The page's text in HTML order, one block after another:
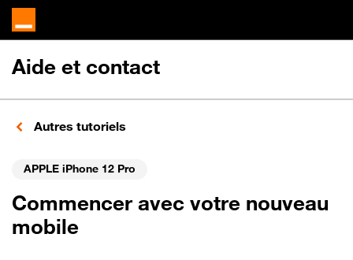
Aide et contact
Autres tutoriels
APPLE iPhone 12 Pro
Commencer avec votre nouveau
mobile